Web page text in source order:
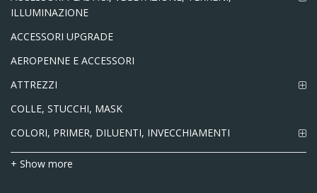
ILLUMINAZIONE
ACCESSORI UPGRADE
AEROPENNE E ACCESSORI
ATTREZZI
COLLE, STUCCHI, MASK
COLORI, PRIMER, DILUENTI, INVECCHIAMENTI
+ Show more